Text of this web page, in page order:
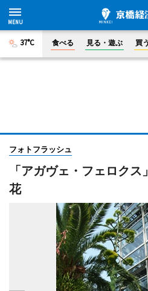
37°C 食べる 見る・遊ぶ 買う
フォトフラッシュ
「アガヴェ・フェロク
花